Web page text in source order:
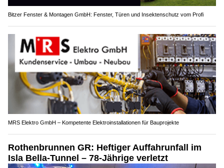
Bitzer Fenster & Montagen GmbH: Fenster, Türen und Insektenschutz vom Profi
MRS Elektro GmbH – Kompetente Elektroinstallationen für Bauprojekte
Rothenbrunnen GR: Heftiger Auffahrunfall im
Isla Bella-Tunnel – 78-Jährige verletzt